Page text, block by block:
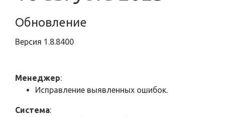
Обновление
Версия 1.8.8400
Менеджер:
Исправление выявленных ошибок.
Система: